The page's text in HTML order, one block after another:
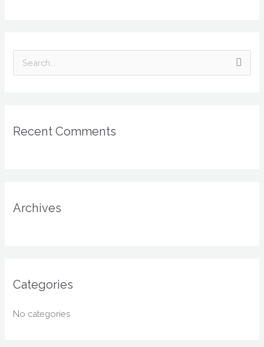
c
Recent Comments
Archives
Categories
No categories